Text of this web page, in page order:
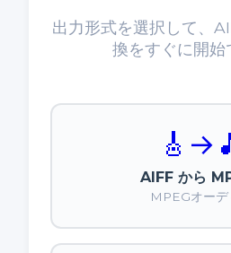
出力形式を選択して、
換をすぐに開始
🎸 →
AIFF から
MPEGオーデ